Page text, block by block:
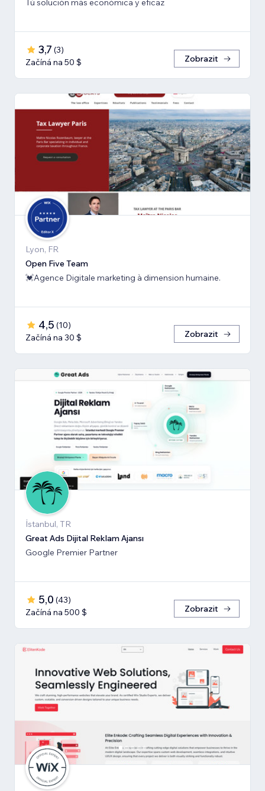
Tú solución más económica y eficaz
3,7 (3)
Začíná na 50 $
Zobrazit
Lyon, FR
Open Five Team
💓Agence Digitale marketing à dimension humaine.
4,5 (10)
Začíná na 30 $
Zobrazit
İstanbul, TR
Great Ads Dijital Reklam Ajansı
Google Premier Partner
5,0 (43)
Začíná na 500 $
Zobrazit